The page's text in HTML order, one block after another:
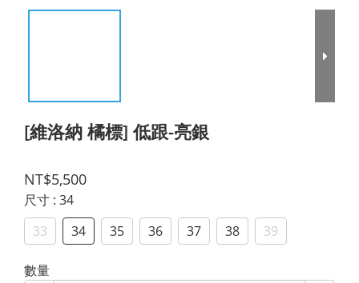
[維洛納 橘標] 低跟-亮銀
NT$5,500
尺寸 : 34
33
34 35 36 37 38 39
數量